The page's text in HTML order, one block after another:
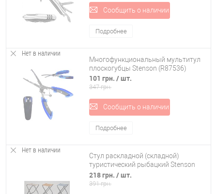
Сообщить о наличии
Подробнее
Нет в наличии
Многофункциональный мультитул
плоскогубцы Stenson (R87536)
101 грн. / шт.
347 грн.
Сообщить о наличии
Подробнее
Нет в наличии
Стул раскладной (складной)
туристический рыбацкий Stenson
(R28849)
218 грн. / шт.
391 грн.